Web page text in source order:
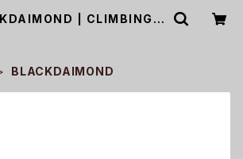
| CLIMBING A
BLACKDAIMOND